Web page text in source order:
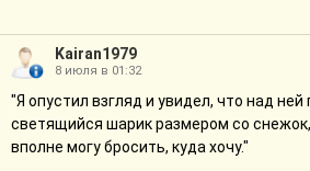
Kairan1979
8 июля в 01:32
"Я опустил взгляд и увидел, что над
светящийся шарик размером со
вполне могу бросить, куда хочу."